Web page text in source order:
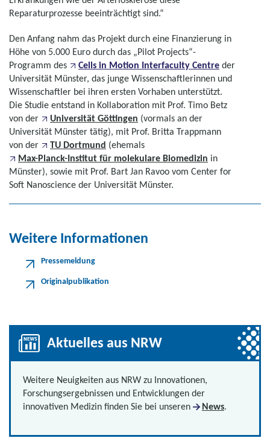
Reparaturprozesse beeinträchtigt sind.“
Den Anfang nahm das Projekt durch eine Finanzierung in
Höhe von 5.000 Euro durch das „Pilot Projects“-
Programm des
Cells in Motion Interfaculty Centre der
Universität Münster, das junge Wissenschaftlerinnen und
Wissenschaftler bei ihren ersten Vorhaben unterstützt.
Die Studie entstand in Kollaboration mit Prof. Timo Betz
von der
Universität Göttingen (vormals an der
Universität Münster tätig), mit Prof. Britta Trappmann
von der
TU Dortmund (ehemals
Max-Planck-Institut für molekulare Biomedizin in
Münster), sowie mit Prof. Bart Jan Ravoo vom Center for
Soft Nanoscience der Universität Münster.
Weitere Informationen
Pressemeldung
Originalpublikation
Aktuelles aus NRW
Weitere Neuigkeiten aus NRW zu Innovationen,
Forschungsergebnissen und Entwicklungen der
innovativen Medizin finden Sie bei unseren
News.